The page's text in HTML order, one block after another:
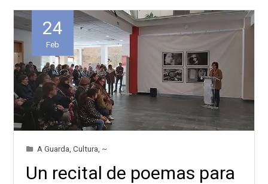
24
Feb
A Guarda ,Cultura ~
Un recital de poemas para